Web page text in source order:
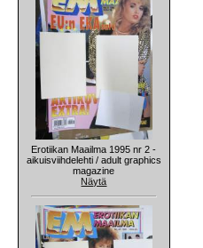
Erotiikan Maailma 1995 nr 2 -
aikuisviihdelehti / adult graphics
magazine
Näytä